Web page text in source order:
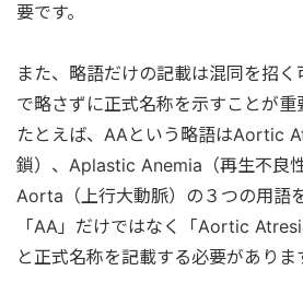
要です。
また、略語だけの記載は混同を招
で略さずに正式名称を示すことが重
たとえば、AAという略語はAortic
鎖）、Aplastic Anemia（再生不良
Aorta（上行大動脈）の３つの用語
「AA」だけではなく「Aortic
と正式名称を記載する必要がありま